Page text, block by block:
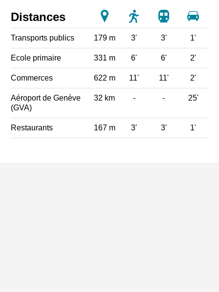
Distances
Transports publics 179 m 3' 3' 1'
Ecole primaire 331 m 6' 6' 2'
Commerces 622 m 11' 11' 2'
Aéroport de Genève
(GVA)
32 km - - 25'
Restaurants 167 m 3' 3' 1'